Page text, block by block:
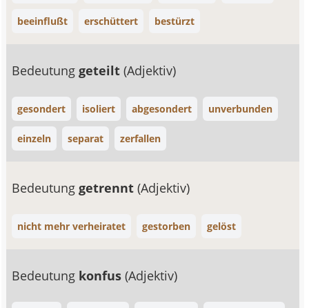
beeinflußt erschüttert bestürzt
Bedeutunggeteilt(Adjektiv)
gesondert isoliert abgesondert unverbunden
einzeln separat zerfallen
Bedeutunggetrennt(Adjektiv)
nicht mehr verheiratet gestorben gelöst
Bedeutung konfus(Adjektiv)